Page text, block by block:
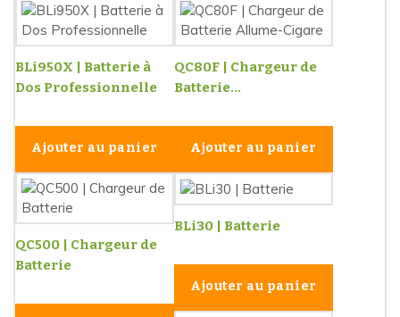
BLi950X | Batterie à
Dos Professionnelle
Ajouter au panier
QC80F | Chargeur de
Batterie...
Ajouter au panier
QC500 | Chargeur de
Batterie
BLi30 | Batterie
Ajouter au panier